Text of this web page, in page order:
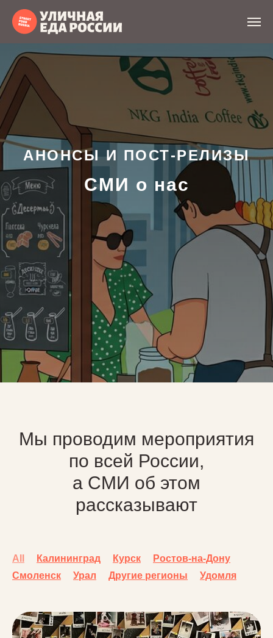
АНОНСЫ И ПОСТ-РЕЛИЗЫ
СМИ о нас
Мы проводим мероприятия
по всей России,
а СМИ об этом
рассказывают
All Калининград Курск
Ростов-на-Дону
Смоленск
Урал Другие регионы Удомля